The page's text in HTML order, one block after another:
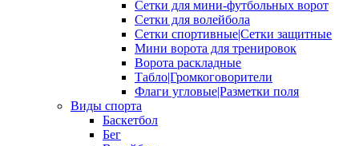
Сетки для мини-футбольных ворот
Сетки для волейбола
Сетки спортивные|Сетки защитные
Мини ворота для тренировок
Ворота раскладные
Табло|Громкоговорители
Флаги угловые|Разметки поля
Виды спорта
Баскетбол
Бег